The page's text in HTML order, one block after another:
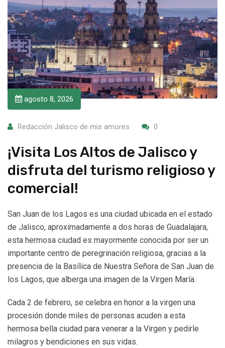
agosto 8, 2026
Redacción Jalisco de mis amores 0
¡Visita Los Altos de Jalisco y
disfruta del turismo religioso y
comercial!
San Juan de los Lagos es una ciudad ubicada en el estado
de Jalisco, aproximadamente a dos horas de Guadalajara,
esta hermosa ciudad es mayormente conocida por ser un
importante centro de peregrinación religiosa, gracias a la
presencia de la Basílica de Nuestra Señora de San Juan de
los Lagos, que alberga una imagen de la Virgen María.
Cada 2 de febrero, se celebra en honor a la virgen una
procesión donde miles de personas acuden a esta
hermosa bella ciudad para venerar a la Virgen y pedirle
milagros y bendiciones en sus vidas.